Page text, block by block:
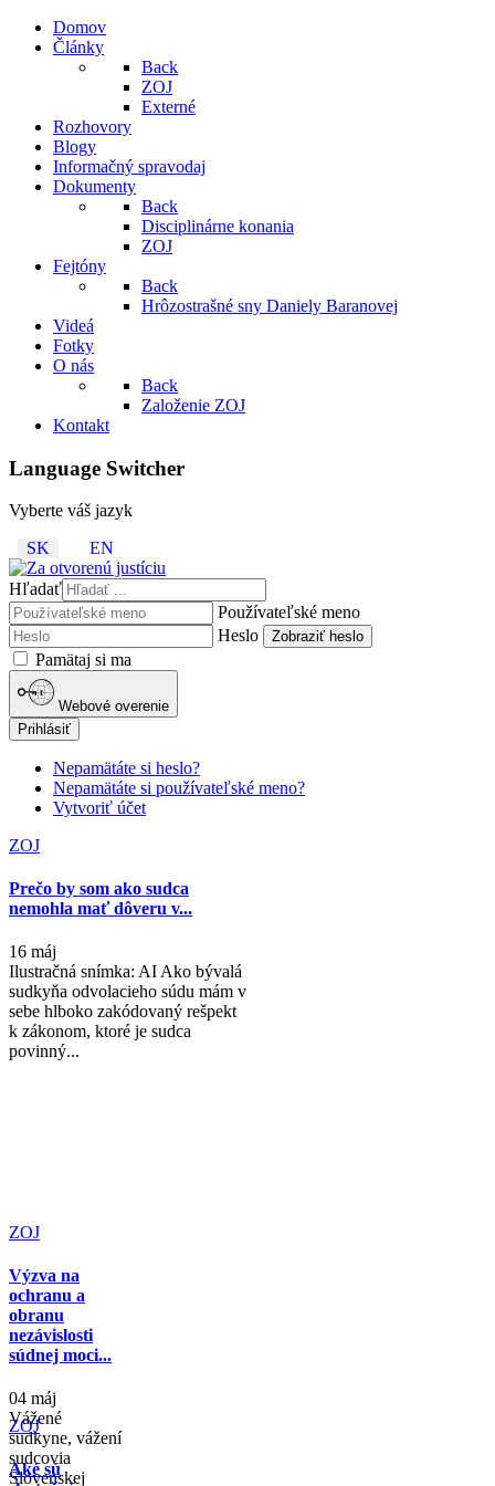
Domov
Články
Back
ZOJ
Externé
Rozhovory
Blogy
Informačný spravodaj
Dokumenty
Back
Disciplinárne konania
ZOJ
Fejtóny
Back
Hrôzostrašné sny Daniely Baranovej
Videá
Fotky
O nás
Back
Založenie ZOJ
Kontakt
Language Switcher
Vyberte váš jazyk
SK
EN
Hľadať
Používateľské meno
Heslo
Zobraziť heslo
Pamätaj si ma
Webové overenie
Prihlásiť
Nepamätáte si heslo?
Nepamätáte si používateľské meno?
Vytvoriť účet
ZOJ
Prečo by som ako sudca
nemohla mať dôveru v...
16 máj
Ilustračná snímka: AI Ako bývalá
sudkyňa odvolacieho súdu mám v
sebe hlboko zakódovaný rešpekt
k zákonom, ktoré je sudca
povinný...
ZOJ
Výzva na
ochranu a
obranu
nezávislosti
súdnej moci...
04 máj
Vážené
sudkyne, vážení
sudcovia
Slovenskej
ZOJ
Aké sú